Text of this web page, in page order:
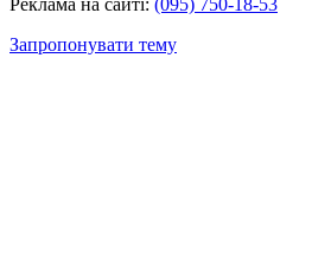
Запропонувати тему